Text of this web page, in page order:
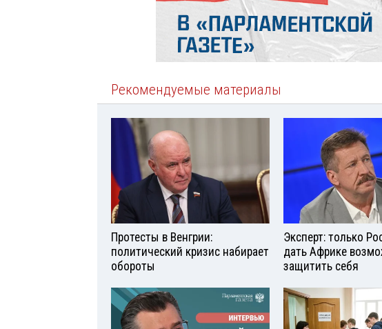
Рекомендуемые материалы
Протесты в Венгрии:
политический кризис набирает
обороты
Эксперт: только
дать Африке
защитить себя